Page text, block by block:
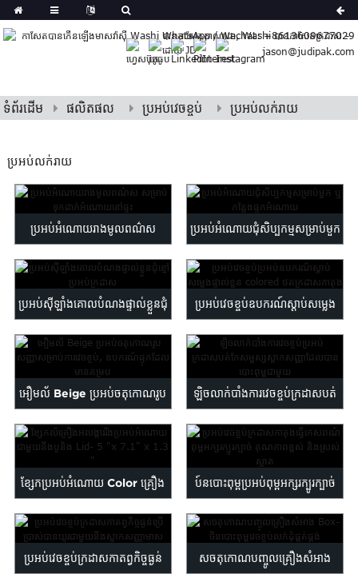
WhatsApp / Wechat: +8613609677029
jason@judipak.com
Polish
Corsican
Filipino
Georgian
Hawaiian
Kazakh
Burmese
Persian
Sinhala
Samoan
Sundanese
Thai
Zulu
ទំព័រដើម ផលិតផល ប្រអប់វេចខ្ចប់ ប្រអប់លក់រាយ
ប្រអប់លក់រាយ
ប្រអប់អំណោយរាងមូលពណ៌ស
សម្រាប់ទុកដាក់អំណោយនៅផ្ទះ
ប្រអប់អំណោយជុំសិប្បកម្មសម្រាប់មួក
ឬកន្លែងផ្ទុកអំណោយ
ប្រអប់ស៊ីឡាំងគោលបំណងផ្ទាល់ខ្លួនជុំ
ខ្មៅប្រអប់ក្រដាស
ប្រអប់វេចខ្ចប់ឧបករណ៍ស្តាប់សម្លេង
ផ្ទាល់ខ្លួន colored cardboa ...
អឿមល័ Beige ប្រអប់ចតុកោណរូប
សញ្ញាសម្រាប់ការវេចខ្ចប់, ...
ឡិចលាក់បាំងការវេចខ្ចប់ក្រដាសបត់
... កែសម្ផស្ស
ខ្សែកប្រអប់អំណោយ Color គ្រឿង
អលង្ការឹងមាំជាមួយនឹង Ribb ...
ប៍នបោះពុម្ពប្រអប់ពុម្ពអក្សរក្បូរក្បាច់
ក្រដាសកាតុងខ្ចប់ខ្ពស់ ...
ប្រអប់វេចខ្ចប់ក្រដាសកាតព្វកិច្ចធ្ងន់ សចតុកោណបញ្ចូលគ្រឿងសំអាង